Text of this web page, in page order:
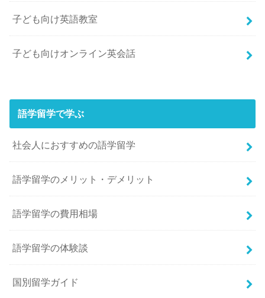
子ども向け英語教室
子ども向けオンライン英会話
語学留学で学ぶ
社会人におすすめの語学留学
語学留学のメリット・デメリット
語学留学の費用相場
語学留学の体験談
国別留学ガイド